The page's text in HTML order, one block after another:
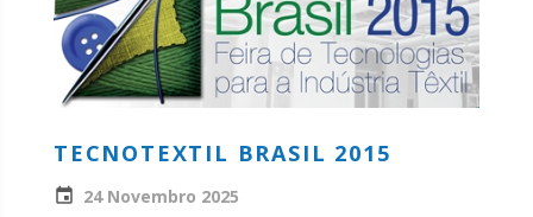
TECNOTEXTIL BRASIL 2015
24 Novembro 2025